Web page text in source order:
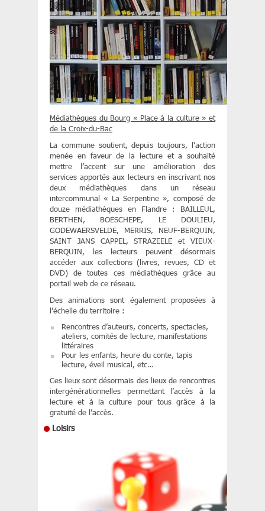
Médiathèques du Bourg « Place à la culture » et
de la Croix-du-Bac
La commune soutient, depuis toujours, l’action
menée en faveur de la lecture et a souhaité
mettre l’accent sur une amélioration des
services apportés aux lecteurs en inscrivant nos
deux médiathèques dans un réseau
intercommunal « La Serpentine », composé de
douze médiathèques en Flandre : BAILLEUL,
BERTHEN, BOESCHEPE, LE DOULIEU,
GODEWAERSVELDE, MERRIS, NEUF-BERQUIN,
SAINT JANS CAPPEL, STRAZEELE et VIEUX-
BERQUIN, les lecteurs peuvent désormais
accéder aux collections (livres, revues, CD et
DVD) de toutes ces médiathèques grâce au
portail web de ce réseau.
Des animations sont également proposées à
l’échelle du territoire :
Rencontres d’auteurs, concerts, spectacles,
ateliers, comités de lecture, manifestations
littéraires
Pour les enfants, heure du conte, tapis
lecture, éveil musical, etc…
Ces lieux sont désormais des lieux de rencontres
intergénérationnelles permettant l’accès à la
lecture et à la culture pour tous grâce à la
gratuité de l’accès.
Loisirs